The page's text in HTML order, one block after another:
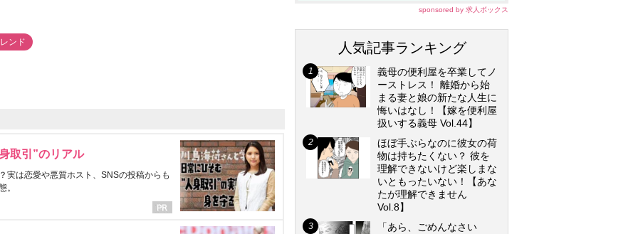
ンド
取引”のリアル
実は恋愛や悪質ホスト、SNSの投稿からも
。
sponsored by 求人ボックス
人気記事ランキング
義母の便利屋を卒業してノ
ーストレス！ 離婚から始
まる妻と娘の新たな人生に
悔いはなし！【嫁を便利屋
扱いする義母 Vol.44】
ほぼ手ぶらなのに彼女の荷
物は持ちたくない？ 彼を
理解できないけど楽しまな
いともったいない！【あな
たが理解できません
Vol.8】
「あら、ごめんなさい